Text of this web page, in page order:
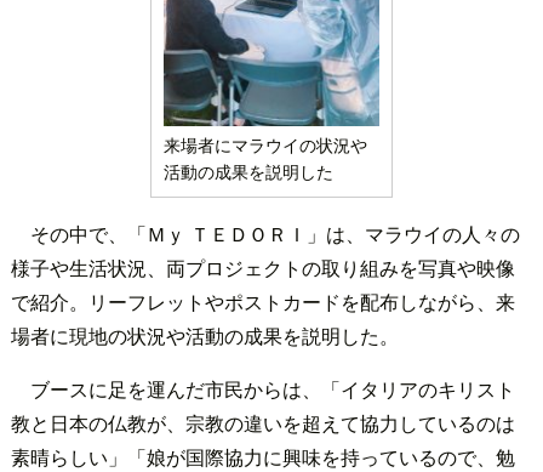
来場者にマラウイの状況や
活動の成果を説明した
その中で、「Ｍｙ ＴＥＤＯＲＩ」は、マラウイの人々の
様子や生活状況、両プロジェクトの取り組みを写真や映像
で紹介。リーフレットやポストカードを配布しながら、来
場者に現地の状況や活動の成果を説明した。
ブースに足を運んだ市民からは、「イタリアのキリスト
教と日本の仏教が、宗教の違いを超えて協力しているのは
素晴らしい」「娘が国際協力に興味を持っているので、勉